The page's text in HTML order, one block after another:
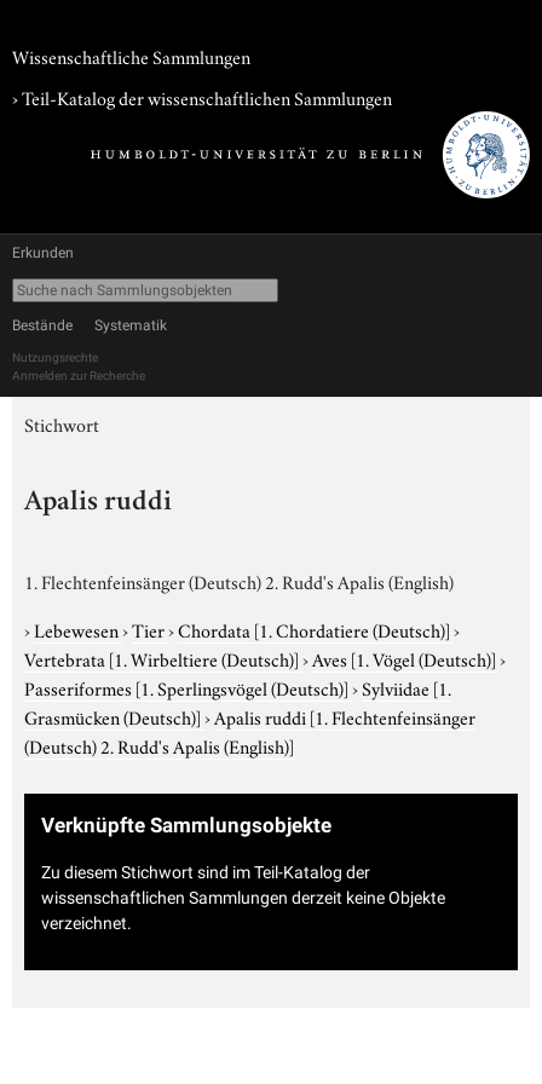
Wissenschaftliche Sammlungen
› Teil-Katalog der wissenschaftlichen Sammlungen
Erkunden
Bestände Systematik
Nutzungsrechte
Anmelden zur Recherche
Stichwort
Apalis ruddi
1. Flechtenfeinsänger (Deutsch) 2. Rudd's Apalis (English)
›Lebewesen›Tier›Chordata [1. Chordatiere (Deutsch)]›
Vertebrata [1. Wirbeltiere (Deutsch)]›Aves [1. Vögel (Deutsch)]›
Passeriformes [1. Sperlingsvögel (Deutsch)]›Sylviidae [1.
Grasmücken (Deutsch)]›Apalis ruddi [1. Flechtenfeinsänger
(Deutsch) 2. Rudd's Apalis (English)]
Verknüpfte Sammlungsobjekte
Zu diesem Stichwort sind im Teil-Katalog der
wissenschaftlichen Sammlungen derzeit keine Objekte
verzeichnet.